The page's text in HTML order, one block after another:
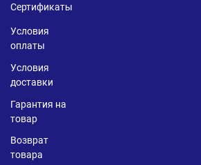
Сертификаты
Условия
оплаты
Условия
доставки
Гарантия на
товар
Возврат
товара